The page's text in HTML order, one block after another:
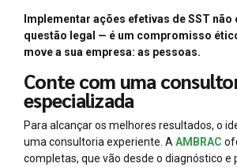
Implementar ações efetivas de SST não
questão legal — é um compromisso
move a sua empresa: as pessoas.
Conte com uma
especializada
Para alcançar os melhores resultados, o
uma consultoria experiente. A AMBRAC
completas, que vão desde o diagnóstico e